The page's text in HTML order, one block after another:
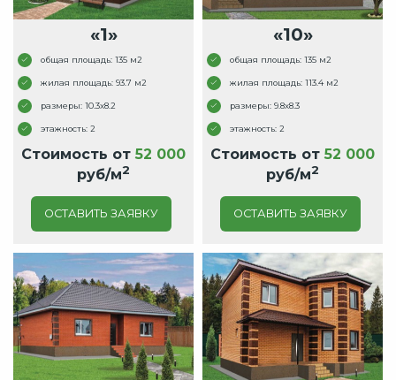
«1»
общая площадь: 135 м2
жилая площадь: 93.7 м2
размеры: 10.3x8.2
этажность: 2
Стоимость от 52 000
руб/м2
ОСТАВИТЬ ЗАЯВКУ
«10»
общая площадь: 135 м2
жилая площадь: 113.4 м2
размеры: 9.8x8.3
этажность: 2
Стоимость от 52 000
руб/м2
ОСТАВИТЬ ЗАЯВКУ